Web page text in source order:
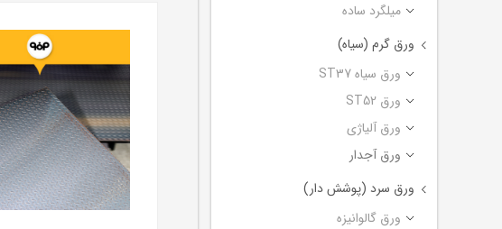
میلگرد ساده
ورق گرم (سیاه)
ورق سیاه ST37
ورق ST52
ورق آلیاژی
ورق آجدار
ورق سرد (پوشش دار)
ورق گالوانیزه